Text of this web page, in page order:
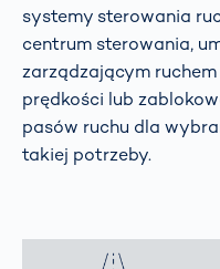
systemy sterowania
centrum sterowania,
zarządzającym
prędkości lub
pasów ruchu dla
takiej potrzeby.